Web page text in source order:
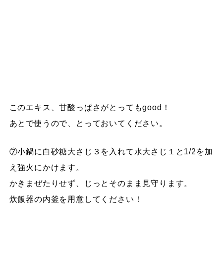
このエキス、甘酸っぱさがとってもgood！
あとで使うので、とっておいてください。
⑦小鍋に白砂糖大さじ３を入れて水大さじ１と1/2を加
え強火にかけます。
かきまぜたりせず、じっとそのまま見守ります。
炊飯器の内釜を用意してください！